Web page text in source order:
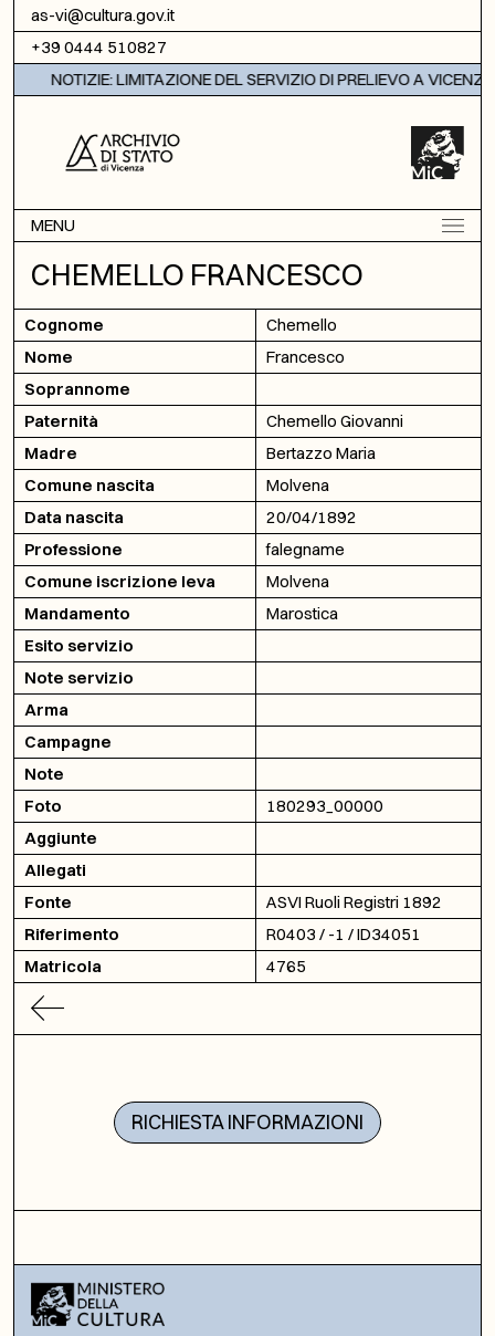
Vai al contenuto
as-vi@cultura.gov.it
+39 0444 510827
NOTIZIE: LIMITAZIONE DEL SERVIZIO DI PRELIEVO A VICENZA
MENU
CHEMELLO FRANCESCO
Cognome
Chemello
Nome
Francesco
Soprannome
Paternità
Chemello Giovanni
Madre
Bertazzo Maria
Comune nascita
Molvena
Data nascita
20/04/1892
Professione
falegname
Comune iscrizione leva
Molvena
Mandamento
Marostica
Esito servizio
Note servizio
Arma
Campagne
Note
Foto
180293_00000
Aggiunte
Allegati
Fonte
ASVI Ruoli Registri 1892
Riferimento
R0403 / -1 / ID34051
Matricola
4765
RICHIESTA INFORMAZIONI